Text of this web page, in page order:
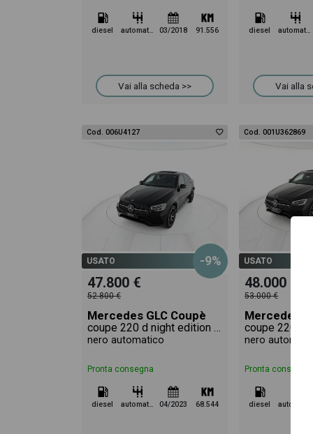
diesel automatico 03/2018 91.556
Vai alla scheda >>
diesel automatico
Vai alla
Cod. 006U4127
USATO -9%
47.800 €
52.800 €
Mercedes GLC Coupè
nero automatico
Pronta consegna
diesel automatico 04/2023 68.544
Cod. 001U362869
USATO
48.000 €
53.000 €
Mercedes
nero
Pronta consegna
diesel